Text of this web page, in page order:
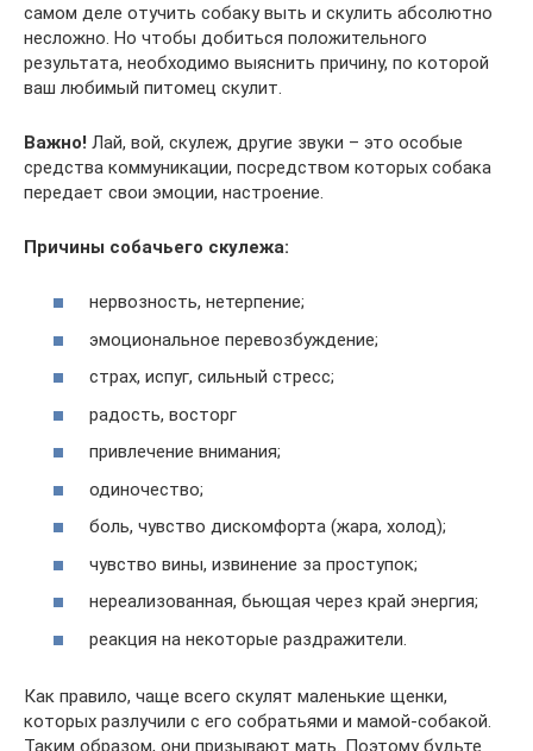
самом деле отучить собаку выть и скулить абсолютно
несложно. Но чтобы добиться положительного
результата, необходимо выяснить причину, по которой
ваш любимый питомец скулит.
Важно! Лай, вой, скулеж, другие звуки – это особые
средства коммуникации, посредством которых собака
передает свои эмоции, настроение.
Причины собачьего скулежа:
нервозность, нетерпение;
эмоциональное перевозбуждение;
страх, испуг, сильный стресс;
радость, восторг
привлечение внимания;
одиночество;
боль, чувство дискомфорта (жара, холод);
чувство вины, извинение за проступок;
нереализованная, бьющая через край энергия;
реакция на некоторые раздражители.
Как правило, чаще всего скулят маленькие щенки,
которых разлучили с его собратьями и мамой-собакой.
Таким образом, они призывают мать. Поэтому будьте